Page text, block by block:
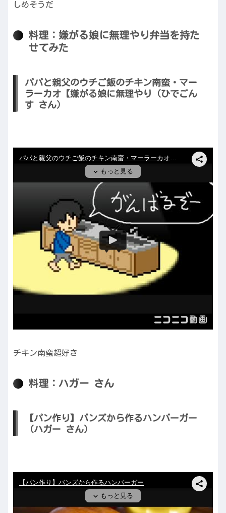
しめそうだ
料理：嫌がる娘に無理やり弁当を持た
せてみた
パパと親父のウチご飯のチキン南蛮・マー
ラーカオ【嫌がる娘に無理やり（ひでごん
す さん）
チキン南蛮超好き
料理：ハガー さん
【パン作り】バンズから作るハンバーガー
（ハガー さん）